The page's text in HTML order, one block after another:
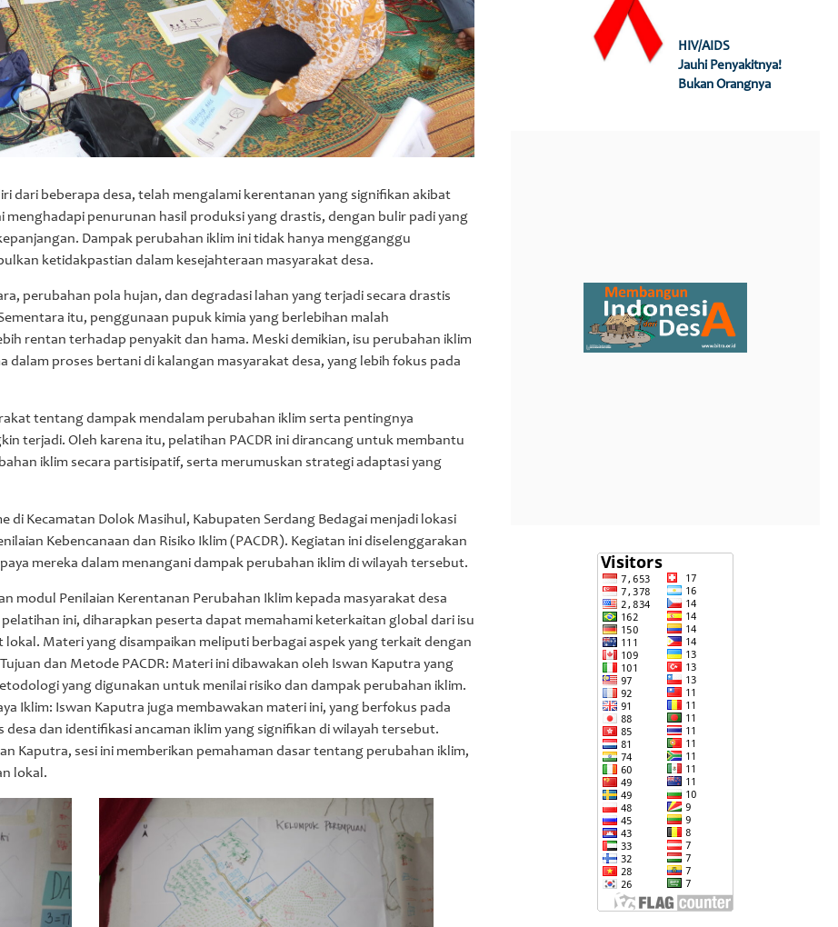
dari beberapa desa, telah mengalami kerentanan yang signifikan akibat
menghadapi penurunan hasil produksi yang drastis, dengan bulir padi yang
Dampak perubahan iklim ini tidak hanya mengganggu
ketidakpastian dalam kesejahteraan masyarakat desa.
perubahan pola hujan, dan degradasi lahan yang terjadi secara drastis
itu, penggunaan pupuk kimia yang berlebihan malah
rentan terhadap penyakit dan hama. Meski demikian, isu perubahan iklim
dalam proses bertani di kalangan masyarakat desa, yang lebih fokus pada
tentang dampak mendalam perubahan iklim serta pentingnya
terjadi. Oleh karena itu, pelatihan PACDR ini dirancang untuk membantu
iklim secara partisipatif, serta merumuskan strategi adaptasi yang
di Kecamatan Dolok Masihul, Kabupaten Serdang Bedagai menjadi lokasi
Kebencanaan dan Risiko Iklim (PACDR). Kegiatan ini diselenggarakan
mereka dalam menangani dampak perubahan iklim di wilayah tersebut.
modul Penilaian Kerentanan Perubahan Iklim kepada masyarakat desa
ini, diharapkan peserta dapat memahami keterkaitan global dari isu
Materi yang disampaikan meliputi berbagai aspek yang terkait dengan
dan Metode PACDR: Materi ini dibawakan oleh Iswan Kaputra yang
yang digunakan untuk menilai risiko dan dampak perubahan iklim.
Iklim: Iswan Kaputra juga membawakan materi ini, yang berfokus pada
dan identifikasi ancaman iklim yang signifikan di wilayah tersebut.
Kaputra, sesi ini memberikan pemahaman dasar tentang perubahan iklim,
lokal.
HIV/AIDS
Jauhi Penyakitnya!
Bukan Orangnya